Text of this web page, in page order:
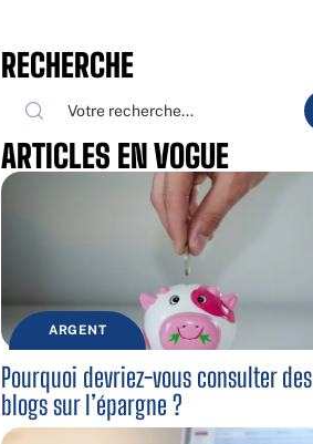
RECHERCHE
ARTICLES EN VOGUE
ARGENT
Pourquoi devriez-vous consulter des
blogs sur l’épargne ?